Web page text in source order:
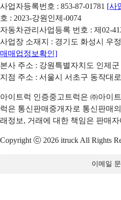
사업자등록번호 : 853-87-01781 [사
호 : 2023-강원인제-0074
자동차관리사업등록 번호 : 제02-
사업장 소재지 : 경기도 화성시 우
매매업정보확인]
본사 주소 : 강원특별자치도 인제군
지점 주소 : 서울시 서초구 동작대
아이트럭 인증중고트럭은 ㈜아이
럭은 통신판매중개자로 통신판매
래정보, 거래에 대한 책임은 판매
Copyright ⓒ 2026 itruck All Rights
이메일 문